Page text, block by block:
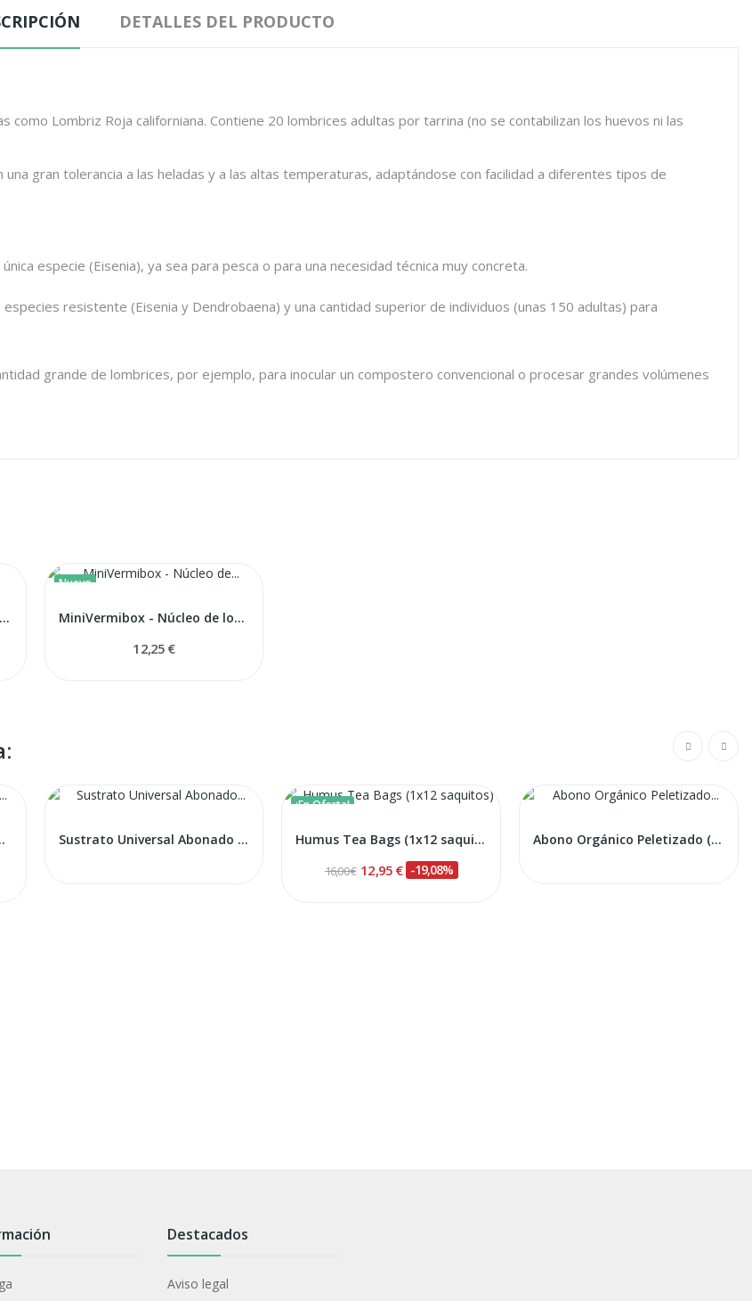
DETALLES DEL PRODUCTO
como Lombriz Roja californiana. Contiene 20 lombrices adultas por tarrina (no se contabilizan los huevos ni las
gran tolerancia a las heladas y a las altas temperaturas, adaptándose con facilidad a diferentes tipos de
especie (Eisenia), ya sea para pesca o para una necesidad técnica muy concreta.
especies resistente (Eisenia y Dendrobaena) y una cantidad superior de individuos (unas 150 adultas) para
grande de lombrices, por ejemplo, para inocular un compostero convencional o procesar grandes volúmenes
Tarrina Dendrobaena - Ideal para pesca -
Nuevo
MiniVermibox - Núcleo de lombrices de 1 Litro
12,25 €
- Micorrizado Sustrato Universal Abonado (Big Bag 1m3)
¡En Oferta!
Humus Tea Bags (1x12 saquitos)
16,00 € 12,95 € -19,08%
Abono Orgánico Peletizado (Big Bag ) -...
Destacados
Aviso legal